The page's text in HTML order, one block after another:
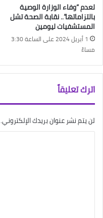
لعدم “وفاء الوزارة الوصية
بالتزاماتها”.. نقابة الصحة تشل
المستشفيات ليومين
1 أبريل 2024 على الساعة 3:30
مساءً
اترك تعليقاً
لن يتم نشر عنوان بريدك الإلكتروني.